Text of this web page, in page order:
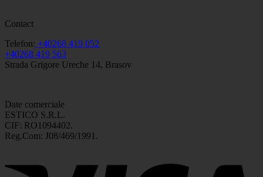
Contact
Telefon: +40268 419 052
+40268 419 563
Strada Grigore Ureche 14, Brasov
Date comerciale
ESTICO S.R.L.
CIF: RO1094402.
Reg.Com: J08/469/1991.